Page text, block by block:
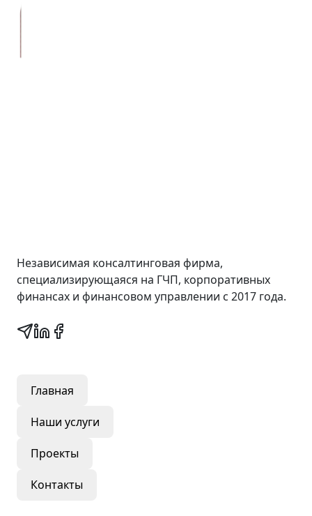
Независимая консалтинговая фирма,
специализирующаяся на ГЧП, корпоративных
финансах и финансовом управлении с 2017 года.
Главная
Наши услуги
Проекты
Контакты